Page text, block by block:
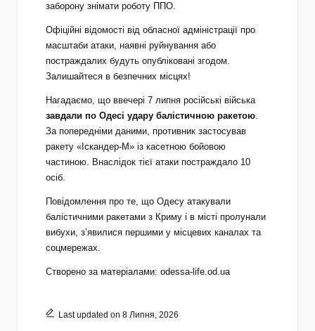
заборону знімати роботу ППО.
Офіційні відомості від обласної адміністрації про
масштаби атаки, наявні руйнування або
постраждалих будуть опубліковані згодом.
Залишайтеся в безпечних місцях!
Нагадаємо, що ввечері 7 липня російські війська
завдали по Одесі удару балістичною ракетою.
За попередніми даними, противник застосував
ракету «Іскандер‑М» із касетною бойовою
частиною. Внаслідок тієї атаки постраждало 10
осіб.
Повідомлення про те, що Одесу атакували
балістичними ракетами з Криму і в місті пролунали
вибухи, з’явилися першими у місцевих каналах та
соцмережах.
Створено за матеріалами: odessa-life.od.ua
Last updated on 8 Липня, 2026